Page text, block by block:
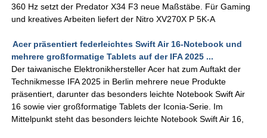
360 Hz setzt der Predator X34 F3 neue Maßstäbe. Für Gaming
und kreatives Arbeiten liefert der Nitro XV270X P 5K-A
Acer präsentiert federleichtes Swift Air 16-Notebook und
mehrere großformatige Tablets auf der IFA 2025 ...
Der taiwanische Elektronikhersteller Acer hat zum Auftakt der
Technikmesse IFA 2025 in Berlin mehrere neue Produkte
präsentiert, darunter das besonders leichte Notebook Swift Air
16 sowie vier großformatige Tablets der Iconia-Serie. Im
Mittelpunkt steht das besonders leichte Notebook Swift Air 16,